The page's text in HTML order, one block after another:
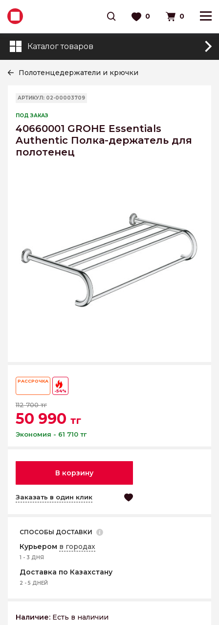
0 0
Каталог товаров
Полотенцедержатели и крючки
АРТИКУЛ: 02-00003709
ПОД ЗАКАЗ
40660001 GROHE Essentials
Authentic Полка-держатель для
полотенец
РАССРОЧКА
-54%
112 700 тг
50 990 тг
Экономия - 61 710 тг
В корзину
Заказать в один клик
СПОСОБЫ ДОСТАВКИ
Курьером в городах
1 - 3 ДНЯ
Доставка по Казахстану
2 - 5 ДНЕЙ
Наличие: Есть в наличии